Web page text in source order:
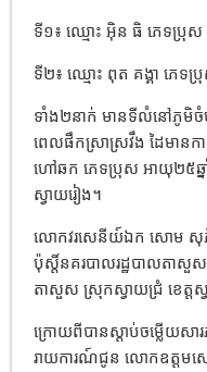
ទី១៖ ឈ្មោះ អ៊ិន ធិ ភេទប្រុស
ទី២៖ ឈ្មោះ ពុត គង្គា ភេទប្
ទាំង២នាក់ មានទីលំនៅភូមិចំ
ពេលផឹកស្រាស្រវឹង ដៃមានក
ហៅឆក ភេទប្រុស អាយុ២៥ឆ្ន
ស្វាយរៀង។
លោកវរសេនីយ៍ឯក សោម សុភ័
ប៉ុស្តិ៍នគរបាលរដ្ឋបាលតា
តាសួស ស្រុកស្វាយជ្រំ ខេត្តស្
ក្រោយពីបានស្តាប់ចម្លើយស
រាយការណ៍ជូន លោកឧត្តមស